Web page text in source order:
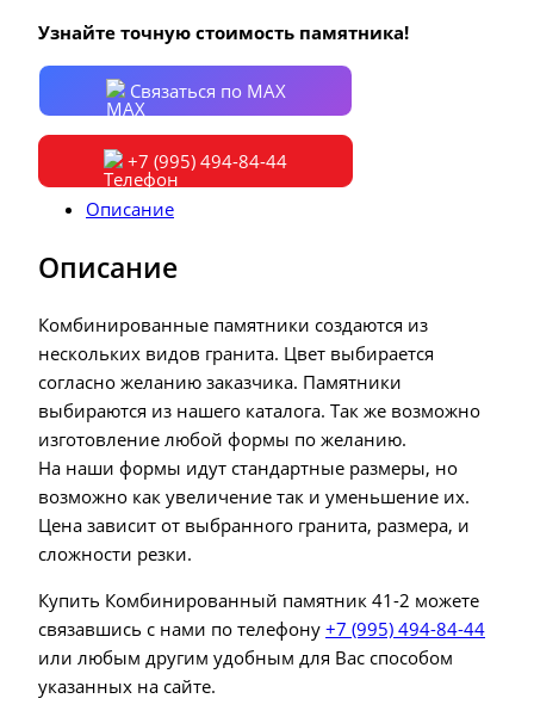
Узнайте точную стоимость памятника!
Связаться по MAX
+7 (995) 494-84-44
Описание
Описание
Комбинированные памятники создаются из
нескольких видов гранита. Цвет выбирается
согласно желанию заказчика. Памятники
выбираются из нашего каталога. Так же возможно
изготовление любой формы по желанию.
На наши формы идут стандартные размеры, но
возможно как увеличение так и уменьшение их.
Цена зависит от выбранного гранита, размера, и
сложности резки.
Купить Комбинированный памятник 41-2 можете
связавшись с нами по телефону +7 (995) 494-84-44
или любым другим удобным для Вас способом
указанных на сайте.